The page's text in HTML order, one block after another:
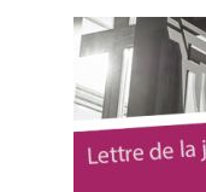
Lettre
de
la
justice
administrative